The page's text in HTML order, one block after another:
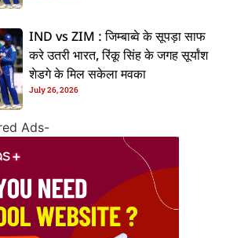
IND vs ZIM : जिम्बाब्वे के सूपड़ा साफ
करे उतरी भारत, रिंकू सिंह के जगह सूर्यांश
शेडगे के मिल सकेला मवका
July 26, 2026
Ads-